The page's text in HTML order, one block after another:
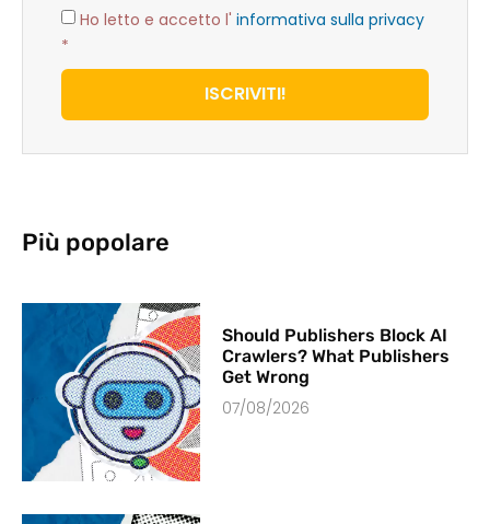
Ho letto e accetto l' informativa sulla privacy
*
ISCRIVITI!
Più popolare
Should Publishers Block AI
Crawlers? What Publishers
Get Wrong
07/08/2026